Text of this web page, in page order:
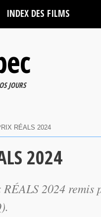
INDEX DES FILMS
JOURS
RÉALS 2024
2024
2024